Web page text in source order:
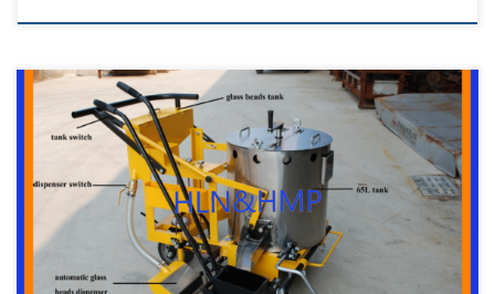
Jual Mesin Cat Marka Jalan, Pabrik Mesin Cat Marka Jalan,
Harga Mesin Cat Marka Jalan, Mesin Cat Marka Jalan Murah,
Pabrik Jual Mesin Cat Marka Jalan Pabrik Mesin Cat Marka
Jalan Standard Nasional di Pabri Rambu Pabrik Rambu – Kami
menjadi sebuah perusahaan yang bergerak di bidang penjualan
peralatan keamanan […]